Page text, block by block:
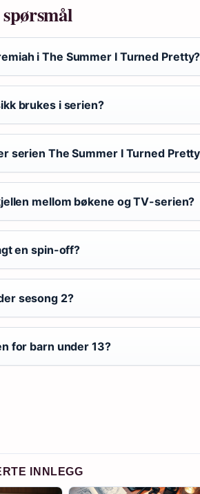
i The Summer I Turned Pretty?
brukes i serien?
serien The Summer I Turned
mellom bøkene og TV-serien?
en spin-off?
sesong 2?
for barn under 13?
INNLEGG